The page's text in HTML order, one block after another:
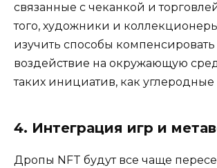
связанные с чеканкой и
того, художники и
изучить способы компенсировать
воздействие на окружающую
таких инициатив, как
4. Интеграция игр и
Дропы NFT будут все чаще